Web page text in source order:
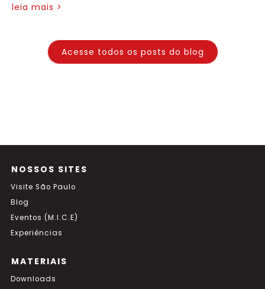
leia mais >
Acesse todos os posts do blog
NOSSOS SITES
Visite São Paulo
Blog
Eventos (M.I.C.E)
Experiências
MATERIAIS
Downloads